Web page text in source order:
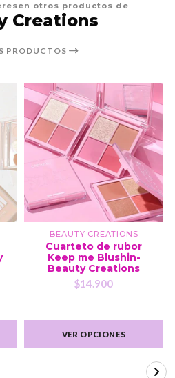
otros productos de
Creations
PRODUCTOS
BEAUTY CREATIONS
Cuarteto de rubor
Keep me Blushin-
Beauty Creations
$14.900
VER OPCIONES